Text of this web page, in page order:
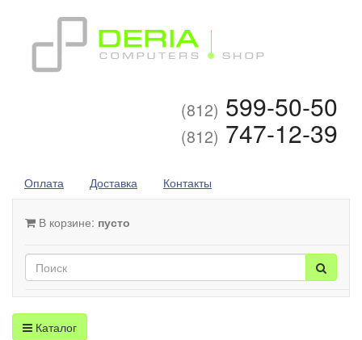
(812) 599-50-50
(812) 747-12-39
Оплата Доставка Контакты
В корзине: пусто
Каталог